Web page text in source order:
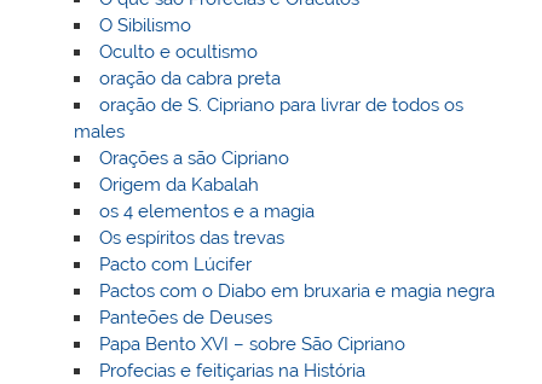
O Sibilismo
Oculto e ocultismo
oração da cabra preta
oração de S. Cipriano para livrar de todos os
males
Orações a são Cipriano
Origem da Kabalah
os 4 elementos e a magia
Os espíritos das trevas
Pacto com Lúcifer
Pactos com o Diabo em bruxaria e magia negra
Panteões de Deuses
Papa Bento XVI – sobre São Cipriano
Profecias e feitiçarias na História